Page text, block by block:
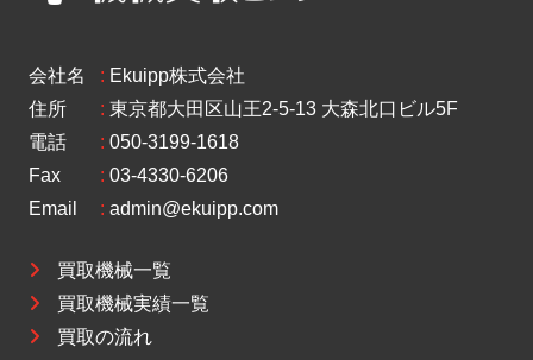
会社名 : Ekuipp株式会社
住所
: 東京都大田区山王2-5-13 大森北口ビル5F
電話
: 050-3199-1618
Fax
: 03-4330-6206
Email
: admin@ekuipp.com
買取機械一覧
買取機械実績一覧
買取の流れ